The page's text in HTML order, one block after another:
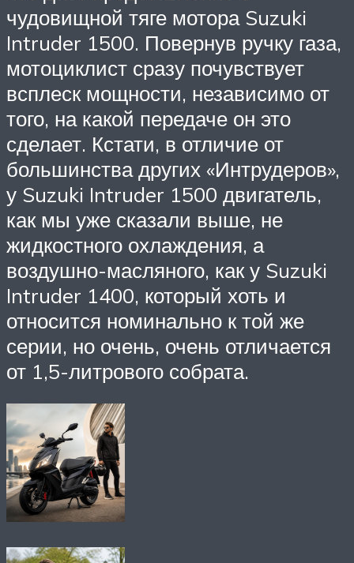
чудовищной тяге мотора Suzuki
Intruder 1500. Повернув ручку газа,
мотоциклист сразу почувствует
всплеск мощности, независимо от
того, на какой передаче он это
сделает. Кстати, в отличие от
большинства других «Интрудеров»,
у Suzuki Intruder 1500 двигатель,
как мы уже сказали выше, не
жидкостного охлаждения, а
воздушно-масляного, как у Suzuki
Intruder 1400, который хоть и
относится номинально к той же
серии, но очень, очень отличается
от 1,5-литрового собрата.